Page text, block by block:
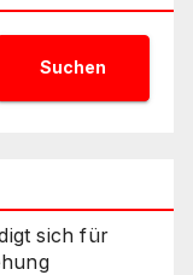
Suchen
sich für